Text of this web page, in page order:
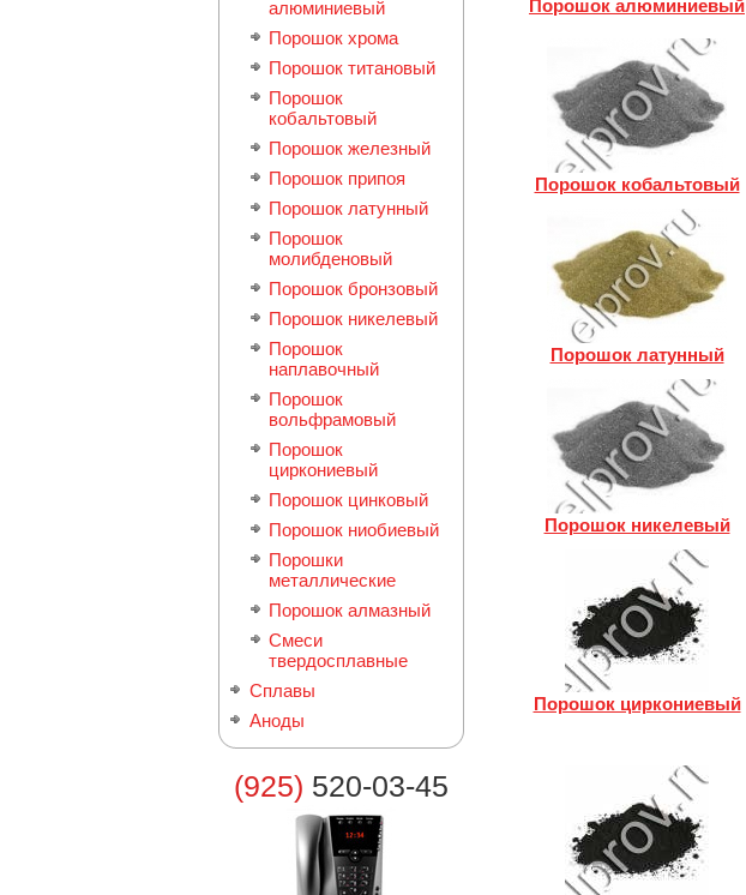
алюминиевый
Порошок хрома
Порошок титановый
Порошок
кобальтовый
Порошок железный
Порошок припоя
Порошок латунный
Порошок
молибденовый
Порошок бронзовый
Порошок никелевый
Порошок
наплавочный
Порошок
вольфрамовый
Порошок
циркониевый
Порошок цинковый
Порошок ниобиевый
Порошки
металлические
Порошок алмазный
Смеси
твердосплавные
Сплавы
Аноды
(925) 520-03-45
Порошок алюминиевый
Порошок кобальтовый
Порошок латунный
Порошок никелевый
Порошок циркониевый